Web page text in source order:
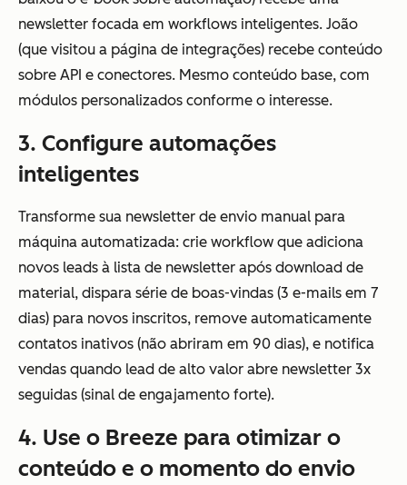
newsletter focada em workflows inteligentes. João
(que visitou a página de integrações) recebe conteúdo
sobre API e conectores. Mesmo conteúdo base, com
módulos personalizados conforme o interesse.
3. Configure automações
inteligentes
Transforme sua newsletter de envio manual para
máquina automatizada: crie workflow que adiciona
novos leads à lista de newsletter após download de
material, dispara série de boas-vindas (3 e-mails em 7
dias) para novos inscritos, remove automaticamente
contatos inativos (não abriram em 90 dias), e notifica
vendas quando lead de alto valor abre newsletter 3x
seguidas (sinal de engajamento forte).
4. Use o Breeze para otimizar o
conteúdo e o momento do envio